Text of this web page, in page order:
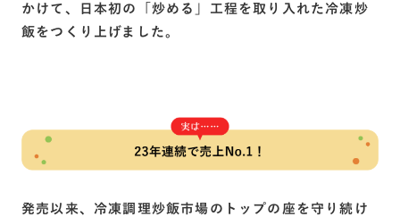
かけて、日本初の「炒める」工程を取り入れた冷凍炒
飯をつくり上げました。
発売以来、冷凍調理炒飯市場のトップの座を守り続け